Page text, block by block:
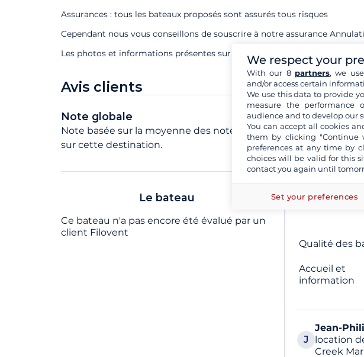
Assurances : tous les bateaux proposés sont assurés tous risques
Cependant nous vous conseillons de souscrire à notre assurance
Les photos et informations présentes sur cette fiche bateau ne sont pas
Avis clients
Note globale
Note basée sur la moyenne des notes du bateau et de la note
sur cette destination.
Le bateau
Ce bateau n'a pas encore été évalué par un
client Filovent
Le partenaire
Nom du
Qualité des
Accueil et
information
J
Jean-
location
Creek
We respect your
With our 8 partners, we
and/or access certain
We use this data to provide
measure the performance
audience and to develop our
You can accept all cookies
them by clicking "Continue
preferences at any time by
choices will be valid for this
contact you again until
Set your preferences